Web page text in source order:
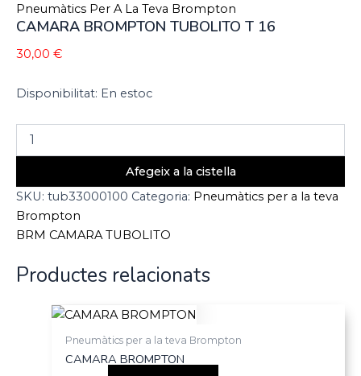
Pneumàtics Per A La Teva Brompton
CAMARA BROMPTON TUBOLITO T 16
30,00 €
Disponibilitat: En estoc
Afegeix a la cistella
SKU: tub33000100 Categoria: Pneumàtics per a la teva
Brompton
BRM CAMARA TUBOLITO
Productes relacionats
Pneumàtics per a la teva Brompton
CAMARA BROMPTON